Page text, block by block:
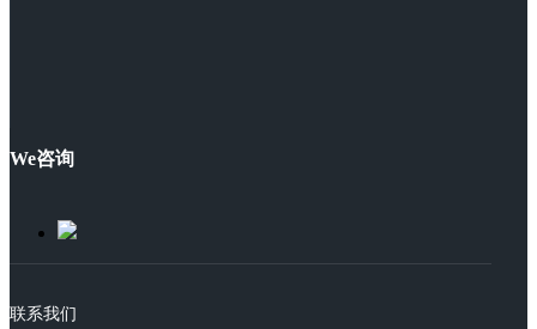
We咨询
联系我们